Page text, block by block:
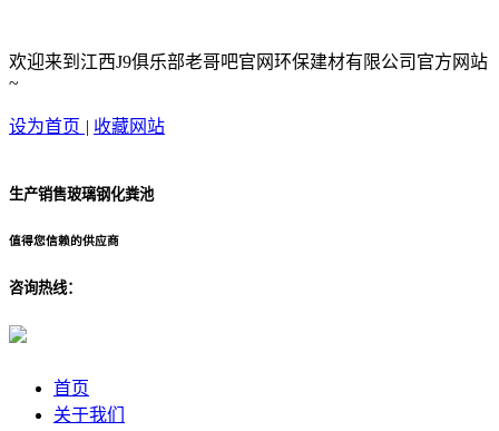
欢迎来到江西J9俱乐部老哥吧官网环保建材有限公司官方网站
~
设为首页 | 收藏网站
生产销售玻璃钢化粪池
值得您信赖的供应商
咨询热线：
首页
关于我们